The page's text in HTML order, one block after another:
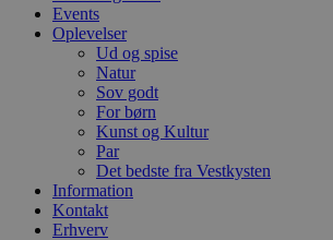
Events
Oplevelser
Ud og spise
Natur
Sov godt
For børn
Kunst og Kultur
Par
Det bedste fra Vestkysten
Information
Kontakt
Erhverv